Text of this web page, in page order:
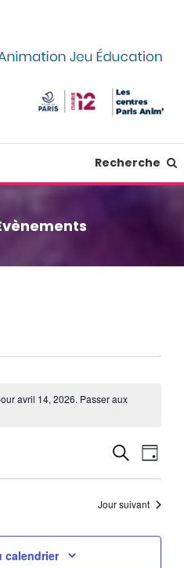
Recherche
avril 14, 2026. Passer aux
et
de
Recherche
de
Jour
Jour suivant
calendrier